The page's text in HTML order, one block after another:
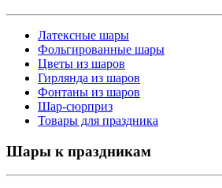
Латексные шары
Фольгированные шары
Цветы из шаров
Гирлянда из шаров
Фонтаны из шаров
Шар-сюрприз
Товары для праздника
Шары к праздникам